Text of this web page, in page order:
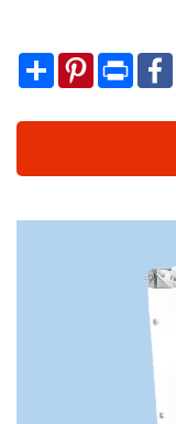
Share PinterestPrint